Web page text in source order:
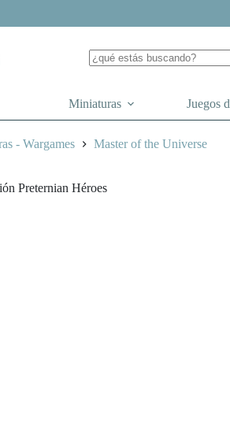
Miniaturas Juegos
- Wargames Master of the Universe